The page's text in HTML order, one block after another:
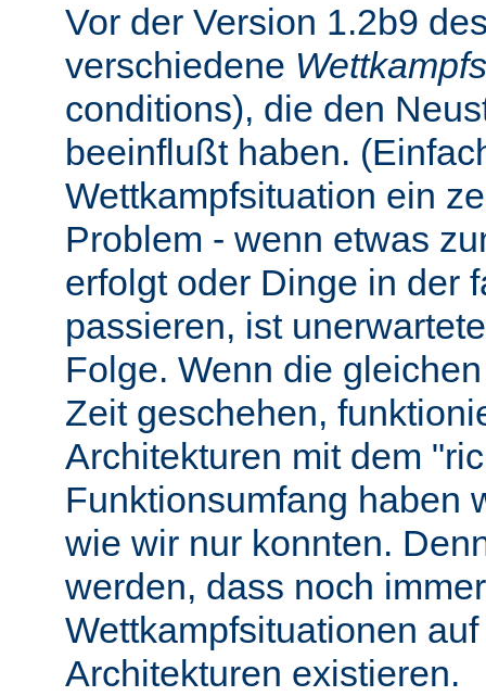
Vor der Version 1.2b9
verschiedene
conditions), die den
beeinflußt haben.
Wettkampfsituation ein
Problem - wenn etwas
erfolgt oder Dinge in der
passieren, ist
Folge. Wenn die
Zeit geschehen,
Architekturen mit dem
Funktionsumfang haben
wie wir nur konnten.
werden, dass noch immer
Wettkampfsituationen
Architekturen existieren.